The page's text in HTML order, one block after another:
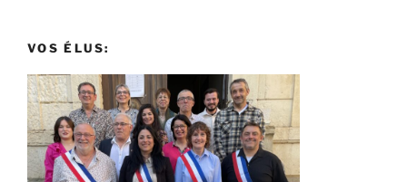
VOS ÉLUS: